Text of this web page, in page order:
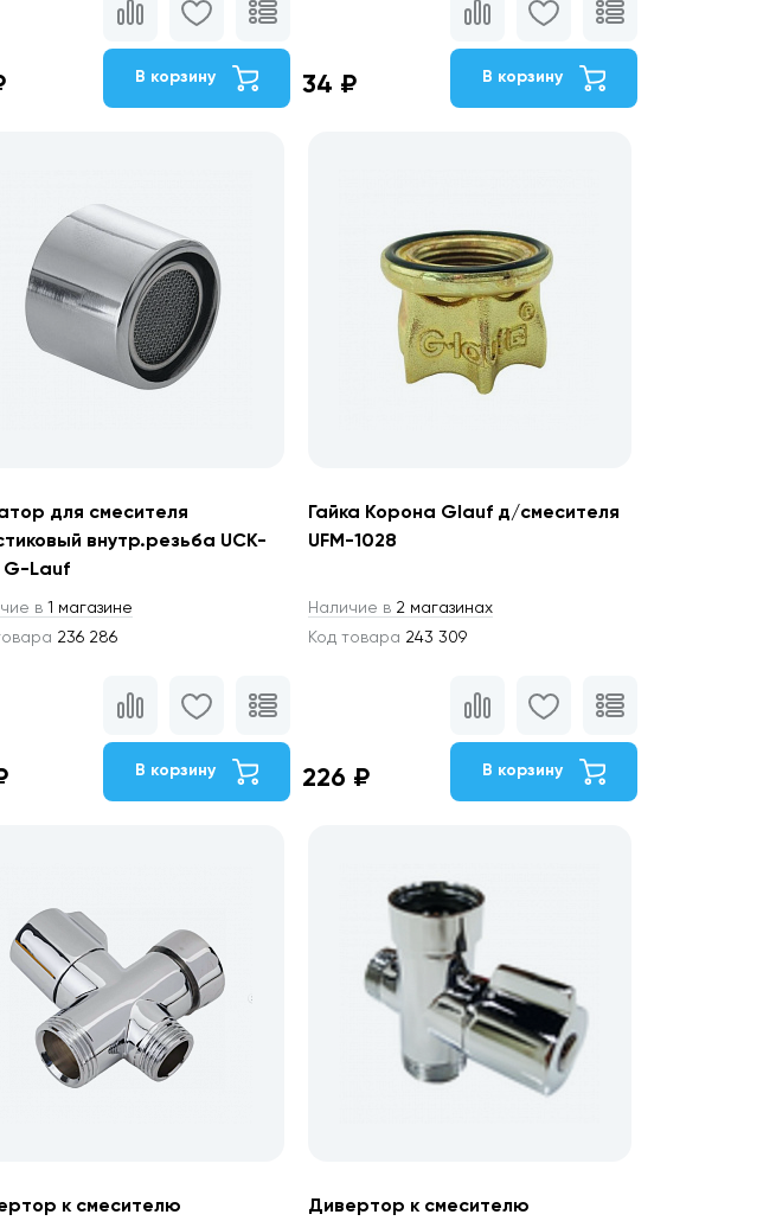
В корзину 34 ₽ В корзину
для смесителя
внутр.резьба UCK-
G-Lauf
в 1 магазине
236 286
В корзину
Гайка Корона Glauf д/смесителя
UFM-1028
Наличие в2 магазинах
Код товара 243 309
226 ₽ В корзину
к смесителю
Дивертор к смесителю